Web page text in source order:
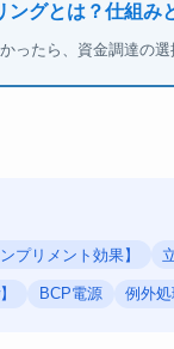
ングとは？仕組
ったら、資金調達の選
プリメント効果】
BCP電源 例外処